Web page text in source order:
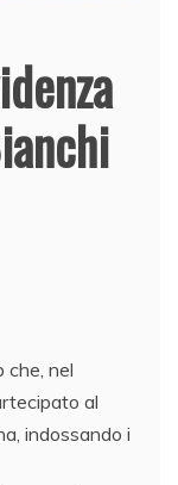
che, nel
al
indossando i